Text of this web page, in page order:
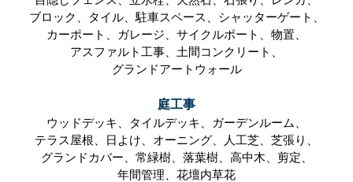
ブロック、
タイル、 駐車スペース、 シャッターゲート、
カーポート、
ガレージ、 サイクルポート、 物置、
アスファルト工事、 土間コンクリート、
グランドアートウォール
庭工事
ウッドデッキ、 タイルデッキ、
ガーデンルーム、
テラス屋根、
日よけ、 オーニング、 人工芝、 芝張り、
グランドカバー、 常緑樹、 落葉樹、 高中木、 剪定、
年間管理、 花壇内草花